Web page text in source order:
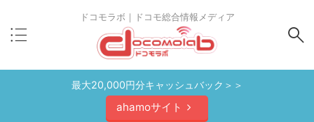
ドコモラボ｜ドコモ総合情報メディア
最大20,000円分キャッシュバック＞＞
ahamoサイト